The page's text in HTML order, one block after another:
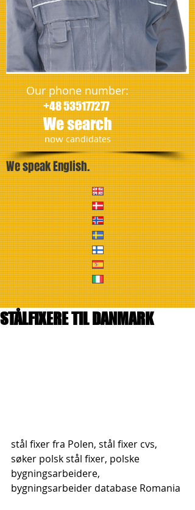
Our phone number:
+48 535177277
We search
​nowcandidates
We speak English.
STÅLFIXERE TIL DANMARK
stål fixer fra Polen, stål fixer cvs,
søker polsk stål fixer, polske
bygningsarbeidere,
bygningsarbeider database Romania